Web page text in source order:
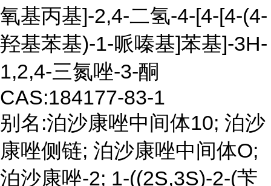
氧基丙基]-2,4-二氢-4-[4-[4-(4-
羟基苯基)-1-哌嗪基]苯基]-3H-
1,2,4-三氮唑-3-酮
CAS:184177-83-1
别名:泊沙康唑中间体10; 泊沙
康唑侧链; 泊沙康唑中间体O;
泊沙康唑-2; 1-((2S,3S)-2-(苄